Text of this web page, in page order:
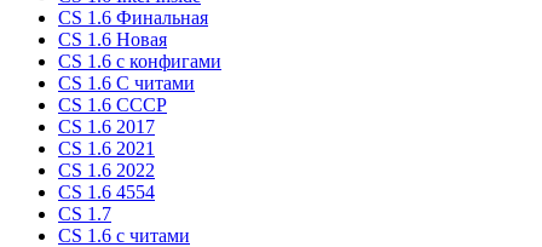
CS 1.6 Финальная
CS 1.6 Новая
CS 1.6 с конфигами
CS 1.6 С читами
CS 1.6 CCCP
CS 1.6 2017
CS 1.6 2021
CS 1.6 2022
CS 1.6 4554
CS 1.7
CS 1.6 с читами